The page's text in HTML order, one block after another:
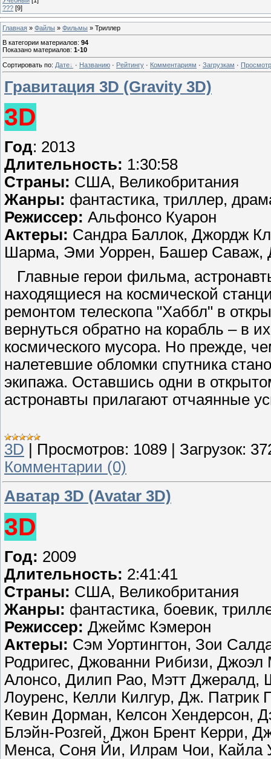
??? [9]
Главная » Файлы » Фильмы » Триллер
В категории материалов: 94
Показано материалов: 1-10
Сортировать по: Дате · Названию · Рейтингу · Комментариям · Загрузкам ·
Гравитация 3D (Gravity 3D)
3D
Год: 2013
Длительность: 1:30:58
Страны: США, Великобритания
Жанры: фантастика, триллер,
Режиссер: Альфонсо Куарон
Актеры: Сандра Баллок, Джордж
Шарма, Эми Уоррен, Башер Саваж,
Главные герои фильма,
находящиеся на космической
ремонтом телескопа "Хаббл" в
вернуться обратно на корабль – в
космического мусора. Но прежде,
налетевшие обломки спутника
экипажа. Оставшись одни в
астронавты прилагают отчаянные
3D Просмотров: 1089 Загрузок:
Комментарии (0)
Аватар 3D (Avatar 3D)
3D
Год: 2009
Длительность: 2:41:41
Страны: США, Великобритания
Жанры: фантастика, боевик,
Режиссер: Джеймс Кэмерон
Актеры: Сэм Уортингтон, Зои
Родригес, Джованни Рибизи,
Алонсо, Дилип Рао, Мэтт Джералд,
Лоуренс, Келли Килгур, Дж.
Кевин Дорман, Келсон Хендерсон,
Блэйн-Розгей, Джон Брент Керри,
Менса, Соня Йи, Илрам Чои, Кайла